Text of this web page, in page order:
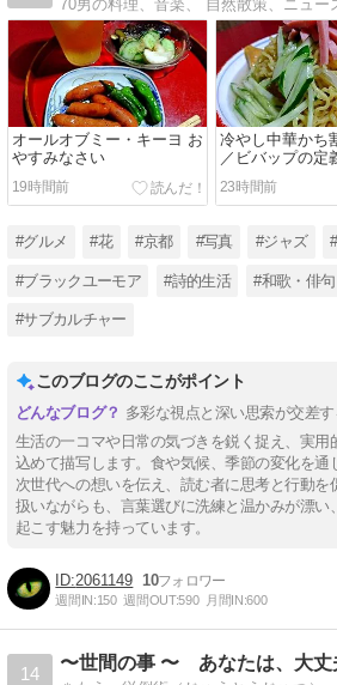
オールオブミー・キーヨ お
やすみなさい
19時間前
冷やし中華かち
／ビバップの定
ウエルトリオ バ
ブルース
23時間前
#グルメ #花 #京都 #写真 #ジャズ
#ブラックユーモア #詩的生活 #和歌・俳句
#サブカルチャー
このブログのここがポイント
多彩な視点と深い思索が交差
生活の一コマや日常の気づきを鋭く捉え、実用
込めて描写します。食や気候、季節の変化を通
次世代への想いを伝え、読む者に思考と行動を
扱いながらも、言葉選びに洗練と温かみが漂い
起こす魅力を持っています。
2061149 10
週間IN:150 週間OUT:590 月間IN:600
14
〜世間の事 〜 あなたは、大丈